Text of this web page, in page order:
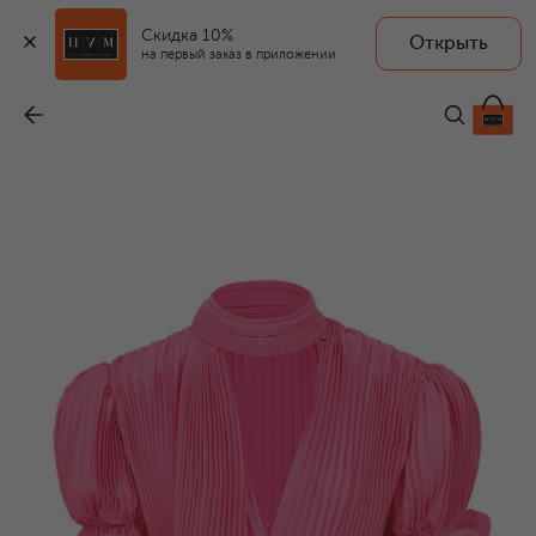
Скидка 10%
на первый заказ в приложении
Открыть